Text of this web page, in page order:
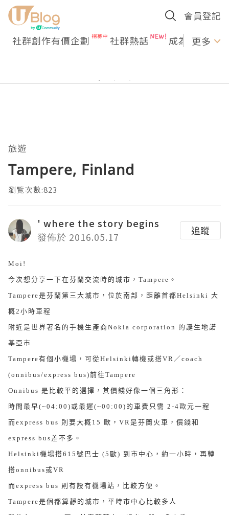
會員登記
社群創作有價企劃 社群熱話 成為U更多
旅遊
Tampere, Finland
瀏覽次數:823
' where the story begins
發佈於 2016.05.17
追蹤
Moi!
今次想分享一下在芬蘭交流時的城市，Tampere。
Tampere是芬蘭第三大城市，位於南部 ，距離首都Helsinki 大
概2小時車程
附近是世界著名的手機生產商Nokia corporation 的誕生地諾
基亞市
Tampere有個小機場，可從Helsinki轉機或搭VR／coach
(onnibus/express bus)前往Tampere
Onnibus 是比較平的選擇，其價錢好像一個三角形：
時間最早(~04:00)或最遲(~00:00)的車費只需 2-4歐元一程
而express bus 則要大概15 歐，VR是芬蘭火車，價錢和
express bus差不多。
Helsinki機場搭615號巴士 (5歐) 到市中心，約一小時，再轉
搭onnibus或VR
而express bus 則有設有機場站，比較方便。
Tampere是個都算靜的城市，平時市中心比較多人